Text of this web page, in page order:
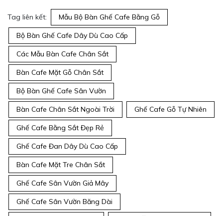
Tag liên kết: Mẫu Bộ Bàn Ghế Cafe Bằng Gỗ
Bộ Bàn Ghế Cafe Dây Dù Cao Cấp
Các Mẫu Bàn Cafe Chân Sắt
Bàn Cafe Mặt Gỗ Chân Sắt
Bộ Bàn Ghế Cafe Sân Vườn
Bàn Cafe Chân Sắt Ngoài Trời Ghế Cafe Gỗ Tự Nhiên
Ghế Cafe Bằng Sắt Đẹp Rẻ
Ghế Cafe Đan Dây Dù Cao Cấp
Bàn Cafe Mặt Tre Chân Sắt
Ghế Cafe Sân Vườn Giả Mây
Ghế Cafe Sân Vườn Băng Dài